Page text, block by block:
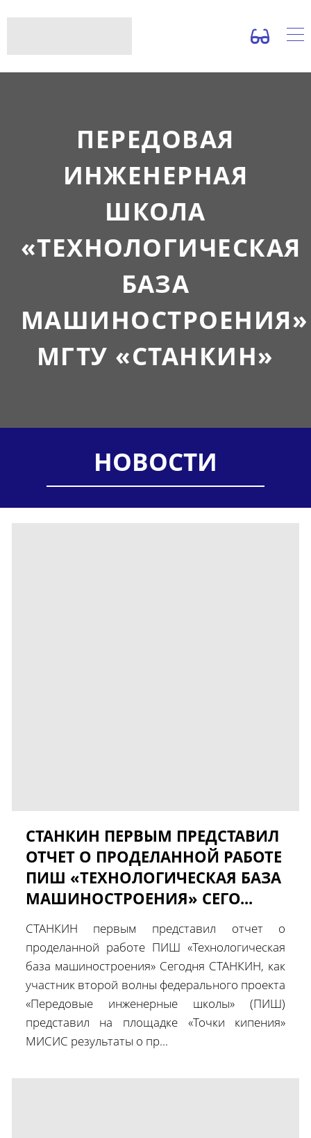
ПЕРЕДОВАЯ
ИНЖЕНЕРНАЯ
ШКОЛА
«ТЕХНОЛОГИЧЕСКАЯ
БАЗА
МАШИНОСТРОЕНИЯ»
МГТУ «СТАНКИН»
НОВОСТИ
СТАНКИН ПЕРВЫМ ПРЕДСТАВИЛ
ОТЧЕТ О ПРОДЕЛАННОЙ РАБОТЕ
ПИШ «ТЕХНОЛОГИЧЕСКАЯ БАЗА
МАШИНОСТРОЕНИЯ» СЕГО...
СТАНКИН первым представил отчет о
проделанной работе ПИШ «Технологическая
база машиностроения» Сегодня СТАНКИН, как
участник второй волны федерального проекта
«Передовые инженерные школы» (ПИШ)
представил на площадке «Точки кипения»
МИСИС результаты о пр...